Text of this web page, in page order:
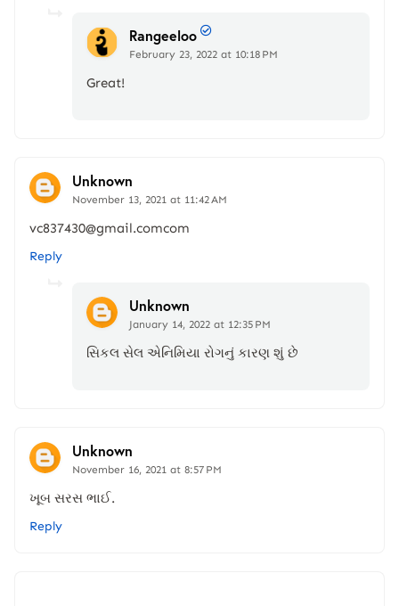
Rangeeloo
February 23, 2022 at 10:18 PM
Great!
Unknown
November 13, 2021 at 11:42 AM
vc837430@gmail.comcom
Reply
Unknown
January 14, 2022 at 12:35 PM
સિકલ સેલ એનિમિયા રોગનું કારણ શું છે
Unknown
November 16, 2021 at 8:57 PM
ખૂબ સરસ ભાઈ.
Reply